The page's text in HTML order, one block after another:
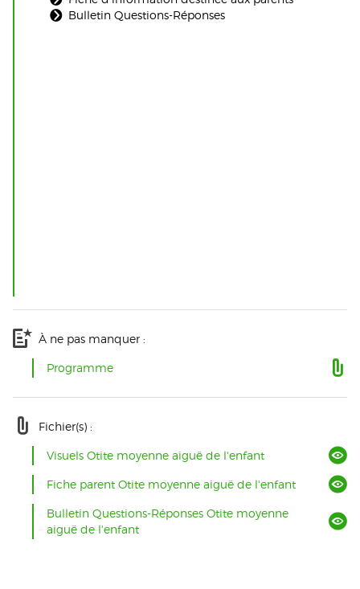
Bulletin Questions-Réponses
À ne pas manquer :
Programme
Fichier(s) :
Visuels Otite moyenne aiguë de l'enfant
Fiche parent Otite moyenne aiguë de l'enfant
Bulletin Questions-Réponses Otite moyenne
aiguë de l'enfant